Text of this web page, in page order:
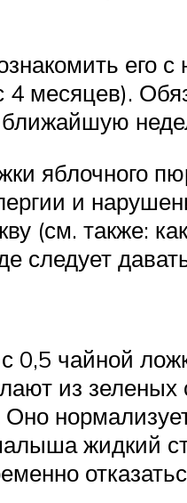
его
месяцев).
ближайшую
яблочного
и
(см. также:
следует
0,5 чайной
из зеленых
жидкий